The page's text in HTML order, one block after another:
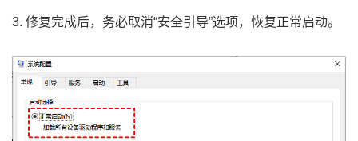
3. 修复完成后，务必取消“安全引导”选项，恢复正常启动。